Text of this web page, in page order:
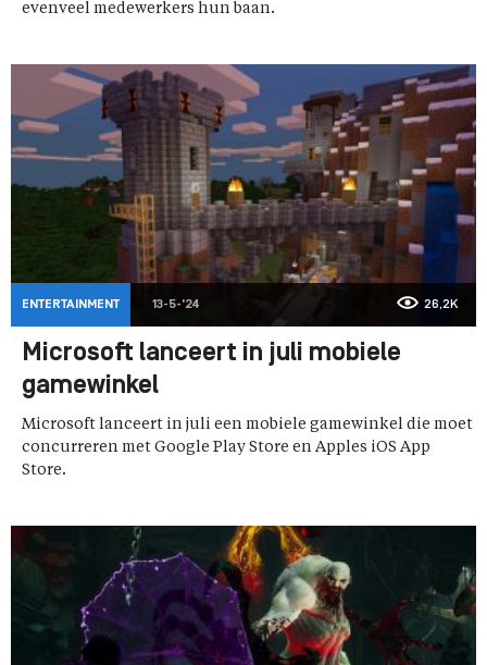
evenveel medewerkers hun baan.
ENTERTAINMENT 13-5-'24 26,2K
Microsoft lanceert in juli mobiele
gamewinkel
Microsoft lanceert in juli een mobiele gamewinkel die moet
concurreren met Google Play Store en Apples iOS App
Store.